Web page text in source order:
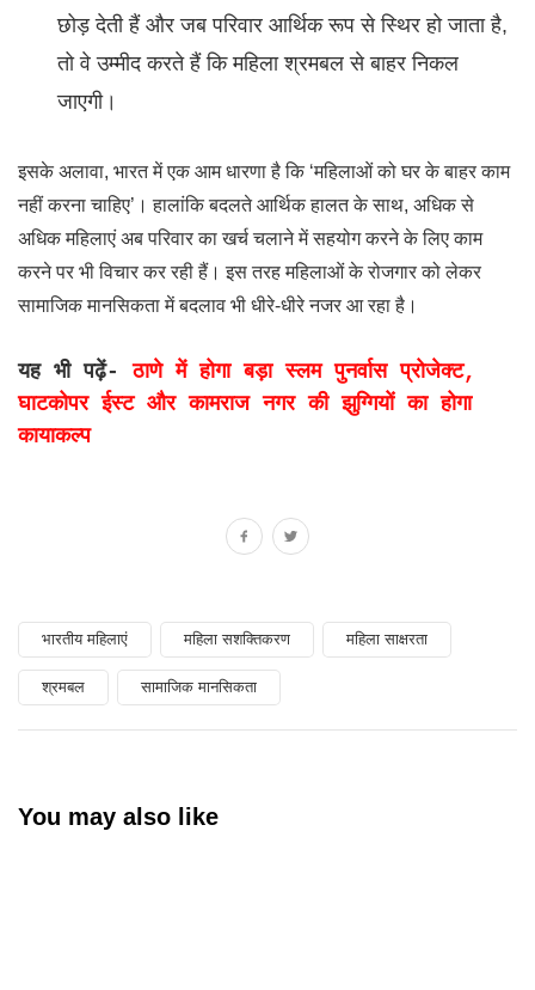
छोड़ देती हैं और जब परिवार आर्थिक रूप से स्थिर हो जाता है,
तो वे उम्मीद करते हैं कि महिला श्रमबल से बाहर निकल
जाएगी।
इसके अलावा, भारत में एक आम धारणा है कि ‘महिलाओं को घर के बाहर काम
नहीं करना चाहिए’। हालांकि बदलते आर्थिक हालत के साथ, अधिक से
अधिक महिलाएं अब परिवार का खर्च चलाने में सहयोग करने के लिए काम
करने पर भी विचार कर रही हैं। इस तरह महिलाओं के रोजगार को लेकर
सामाजिक मानसिकता में बदलाव भी धीरे-धीरे नजर आ रहा है।
यह भी पढ़ें-ठाणे में होगा बड़ा स्लम पुनर्वास प्रोजेक्ट,
घाटकोपर ईस्ट और कामराज नगर की झुग्गियों का होगा
कायाकल्प
भारतीय महिलाएं महिला सशक्तिकरण महिला साक्षरता
श्रमबल सामाजिक मानसिकता
You may also like